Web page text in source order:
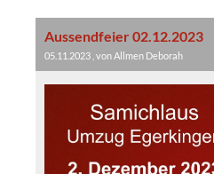
Aussendfeier 02.12.2023
05.11.2023 , von Allmen Deborah